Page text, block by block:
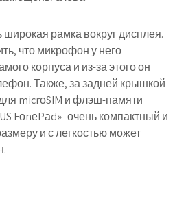
широкая рамка вокруг дисплея.
что микрофон у него
корпуса и из-за этого он
Также, за задней крышкой
micrоSIM и флэш-памяти
FоnеPаd»- очень компактный и
и с легкостью может